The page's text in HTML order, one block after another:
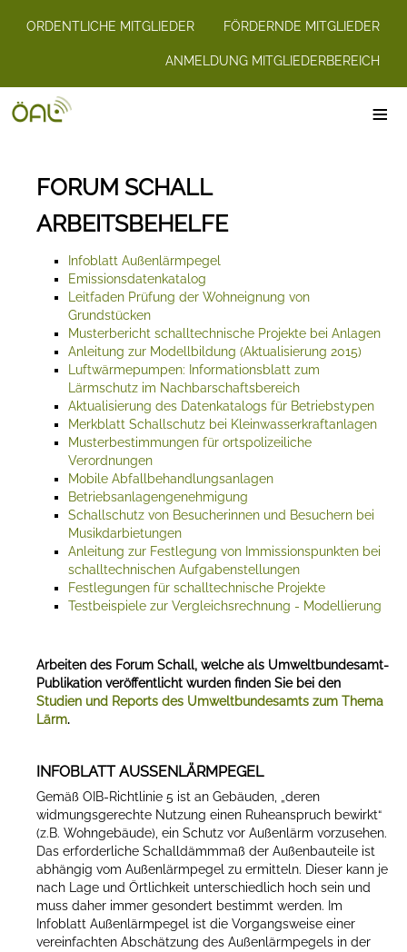
ORDENTLICHE MITGLIEDER FÖRDERNDE MITGLIEDER
ANMELDUNG MITGLIEDERBEREICH
≡
FORUM SCHALL
ARBEITSBEHELFE
Infoblatt Außenlärmpegel
Emissionsdatenkatalog
Leitfaden Prüfung der Wohneignung von
Grundstücken
Musterbericht schalltechnische Projekte bei Anlagen
Anleitung zur Modellbildung (Aktualisierung 2015)
Luftwärmepumpen: Informationsblatt zum
Lärmschutz im Nachbarschaftsbereich
Aktualisierung des Datenkatalogs für Betriebstypen
Merkblatt Schallschutz bei Kleinwasserkraftanlagen
Musterbestimmungen für ortspolizeiliche
Verordnungen
Mobile Abfallbehandlungsanlagen
Betriebsanlagengenehmigung
Schallschutz von Besucherinnen und Besuchern bei
Musikdarbietungen
Anleitung zur Festlegung von Immissionspunkten bei
schalltechnischen Aufgabenstellungen
Festlegungen für schalltechnische Projekte
Testbeispiele zur Vergleichsrechnung - Modellierung
Arbeiten des Forum Schall, welche als Umweltbundesamt-
Publikation veröffentlicht wurden finden Sie bei den
Studien und Reports des Umweltbundesamts zum Thema
Lärm.
INFOBLATT AUSSENLÄRMPEGEL
Gemäß OIB-Richtlinie 5 ist an Gebäuden, „deren
widmungsgerechte Nutzung einen Ruheanspruch bewirkt“
(z.B. Wohngebäude), ein Schutz vor Außenlärm vorzusehen.
Das erforderliche Schalldämmmaß der Außenbauteile ist
abhängig vom Außenlärmpegel zu ermitteln. Dieser kann je
nach Lage und Örtlichkeit unterschiedlich hoch sein und
muss daher immer gesondert bestimmt werden. Im
Infoblatt Außenlärmpegel ist die Vorgangsweise einer
vereinfachten Abschätzung des Außenlärmpegels in der